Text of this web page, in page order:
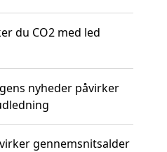
du CO2 med led
nyheder påvirker
gennemsnitsalder